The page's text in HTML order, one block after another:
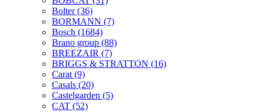
Bolter(36)
BORMANN (7)
Bosch (1684)
Brano group (88)
BREEZAIR (7)
BRIGGS & STRATTON (16)
Carat (9)
Casals (20)
Castelgarden (5)
CAT (52)